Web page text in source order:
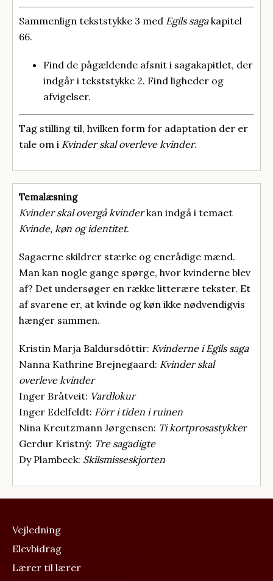
Sammenlign tekststykke 3 med Egils sagakapitel
66.
Find de pågældende afsnit i sagakapitlet, der
indgår i tekststykke 2. Find ligheder og
afvigelser.
Tag stilling til, hvilken form for adaptation der er
tale om i Kvinder skal overleve kvinder.
Temalæsning
Kvinder skal overgå kvinderkan indgå i temaet
Kvinde, køn og identitet.
Sagaerne skildrer stærke og enerådige mænd.
Man kan nogle gange spørge, hvor kvinderne blev
af? Det undersøger en række litterære tekster. Et
af svarene er, at kvinde og køn ikke nødvendigvis
hænger sammen.
Kristin Marja Baldursdóttir: Kvinderne i Egils saga
Nanna Kathrine Brejnegaard: Kvinder skal
overleve kvinder
Inger Bråtveit: Vardlokur
Inger Edelfeldt: Förr i tiden i ruinen
Nina Kreutzmann Jørgensen: Ti kortprosastykker
Gerdur Kristný: Tre sagadigte
Dy Plambeck: Skilsmisseskjorten
MENU
Vejledning
Elevbidrag
Lærer til lærer